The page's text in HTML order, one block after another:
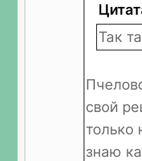
Так
свой
только
знаю